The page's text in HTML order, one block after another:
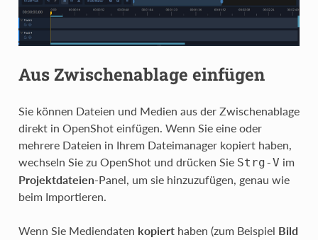
Aus Zwischenablage einfügen
Sie können Dateien und Medien aus der Zwischenablage
direkt in OpenShot einfügen. Wenn Sie eine oder
mehrere Dateien in Ihrem Dateimanager kopiert haben,
wechseln Sie zu OpenShot und drücken Sie Strg-V im
Projektdateien-Panel, um sie hinzuzufügen, genau wie
beim Importieren.
Wenn Sie Mediendaten kopierthaben (zum Beispiel Bild